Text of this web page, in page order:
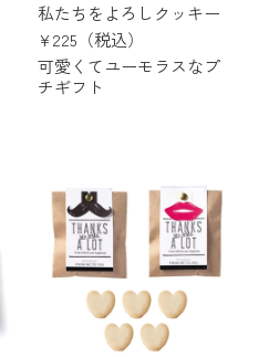
私たちをよろしクッキー
¥225（税込）
可愛くてユーモラスなプ
チギフト